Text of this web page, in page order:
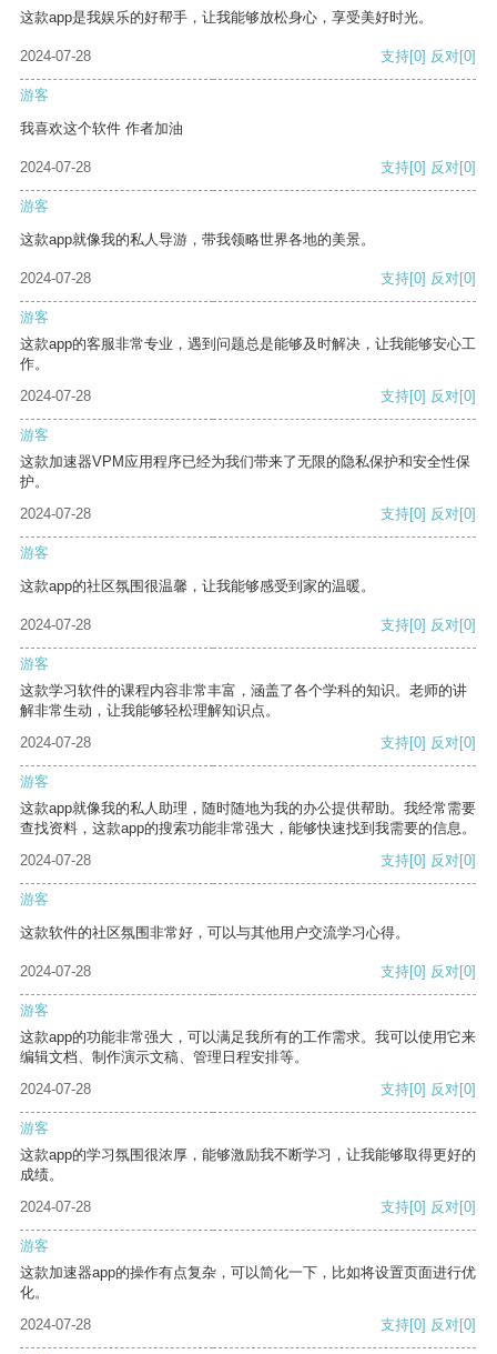
这款app是我娱乐的好帮手，让我能够放松身心，享受美好时光。
2024-07-28 支持[0] 反对[0]
游客
我喜欢这个软件 作者加油
2024-07-28 支持[0] 反对[0]
游客
这款app就像我的私人导游，带我领略世界各地的美景。
2024-07-28 支持[0] 反对[0]
游客
这款app的客服非常专业，遇到问题总是能够及时解决，让我能够安心工
作。
2024-07-28
支持[0] 反对[0]
游客
这款加速器VPM应用程序已经为我们带来了无限的隐私保护和安全性保
护。
2024-07-28
支持[0] 反对[0]
游客
这款app的社区氛围很温馨，让我能够感受到家的温暖。
2024-07-28 支持[0] 反对[0]
游客
这款学习软件的课程内容非常丰富，涵盖了各个学科的知识。老师的讲
解非常生动，让我能够轻松理解知识点。
2024-07-28
支持[0] 反对[0]
游客
这款app就像我的私人助理，随时随地为我的办公提供帮助。我经常需要
查找资料，这款app的搜索功能非常强大，能够快速找到我需要的信息。
2024-07-28
支持[0] 反对[0]
游客
这款软件的社区氛围非常好，可以与其他用户交流学习心得。
2024-07-28 支持[0] 反对[0]
游客
这款app的功能非常强大，可以满足我所有的工作需求。我可以使用它来
编辑文档、制作演示文稿、管理日程安排等。
2024-07-28
支持[0] 反对[0]
游客
这款app的学习氛围很浓厚，能够激励我不断学习，让我能够取得更好的
成绩。
2024-07-28
支持[0] 反对[0]
游客
这款加速器app的操作有点复杂，可以简化一下，比如将设置页面进行优
化。
2024-07-28
支持[0] 反对[0]